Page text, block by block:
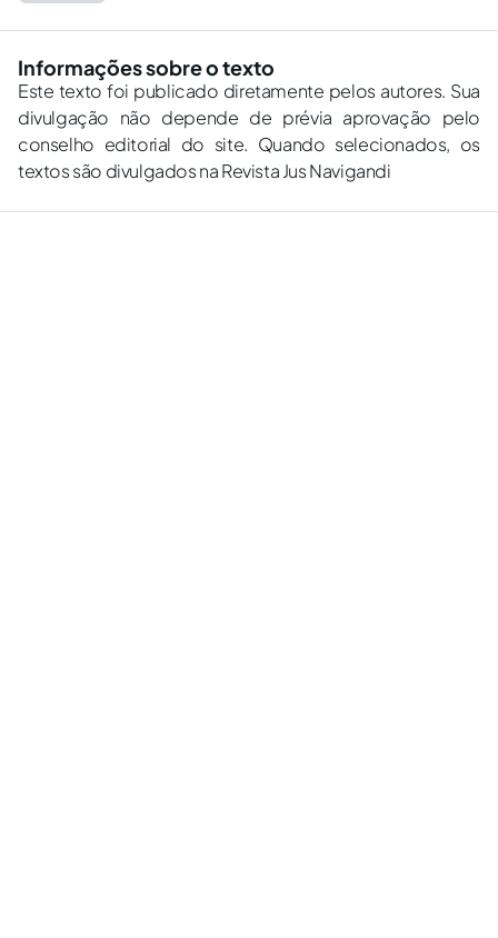
Informações sobre o texto
Este texto foi publicado diretamente pelos autores. Sua
divulgação não depende de prévia aprovação pelo
conselho editorial do site. Quando selecionados, os
textos são divulgados na Revista Jus Navigandi